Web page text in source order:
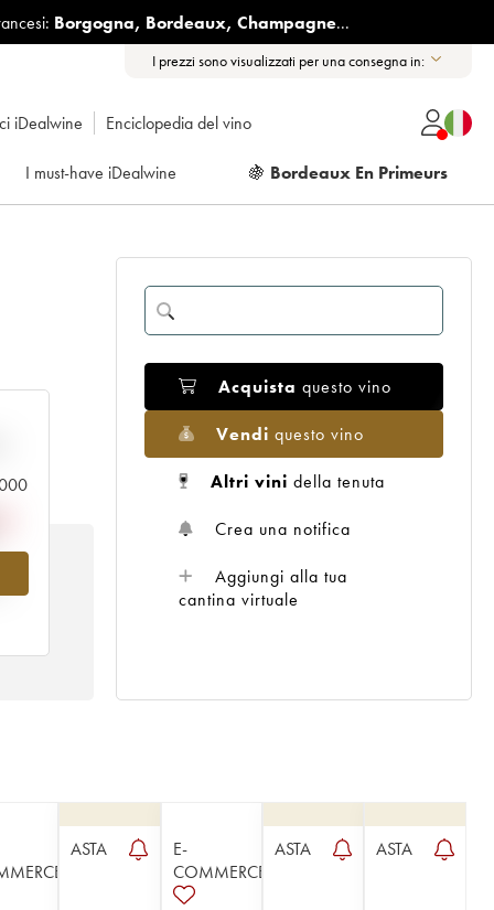
Borgogna, Bordeaux, Champagne...
I prezzi sono visualizzati per una consegna in:
iDealwine Enciclopedia del vino
I must-have iDealwine 🍇 Bordeaux En Primeurs
Acquista questo vino
Vendi questo vino
Altri vini della tenuta
Crea una notifica
Aggiungi alla tua
cantina virtuale
ASTA
E-
COMMERCE
ASTA ASTA